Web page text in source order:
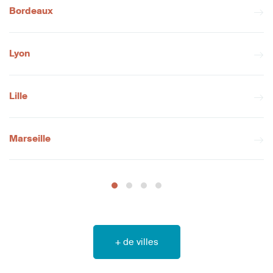
Bordeaux
Lyon
Lille
Marseille
+ de villes